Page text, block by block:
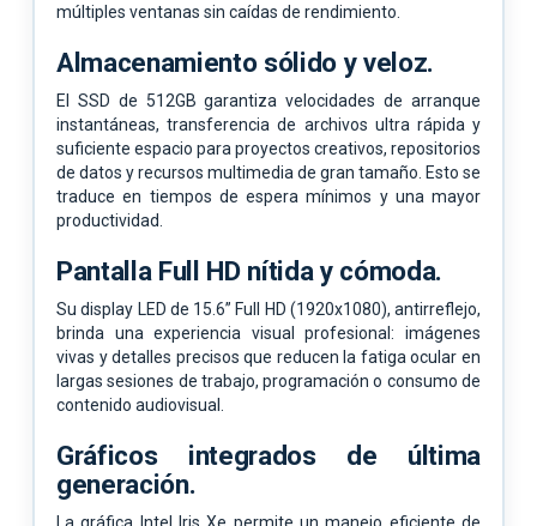
múltiples ventanas sin caídas de rendimiento.
Almacenamiento sólido y veloz.
El SSD de 512GB garantiza velocidades de arranque
instantáneas, transferencia de archivos ultra rápida y
suficiente espacio para proyectos creativos, repositorios
de datos y recursos multimedia de gran tamaño. Esto se
traduce en tiempos de espera mínimos y una mayor
productividad.
Pantalla Full HD nítida y cómoda.
Su display LED de 15.6” Full HD (1920x1080), antirreflejo,
brinda una experiencia visual profesional: imágenes
vivas y detalles precisos que reducen la fatiga ocular en
largas sesiones de trabajo, programación o consumo de
contenido audiovisual.
Gráficos integrados de última
generación.